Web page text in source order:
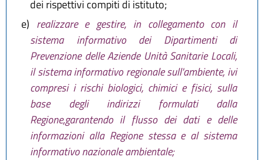
dei rispettivi compiti di istituto;
e) realizzare e gestire, in collegamento con il
sistema informativo dei Dipartimenti di
Prevenzione delle Aziende Unità Sanitarie Locali,
il sistema informativo regionale sull'ambiente, ivi
compresi i rischi biologici, chimici e fisici, sulla
base degli indirizzi formulati dalla
Regione,garantendo il flusso dei dati e delle
informazioni alla Regione stessa e al sistema
informativo nazionale ambientale;